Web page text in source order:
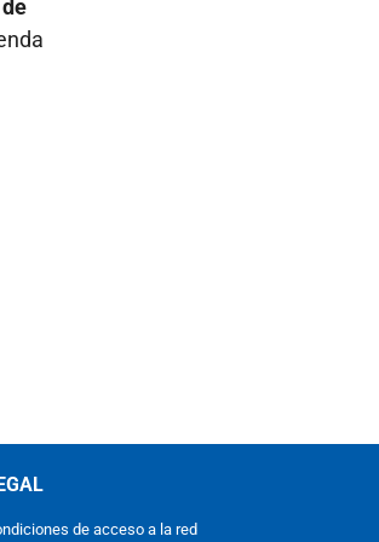
de acceso a la red